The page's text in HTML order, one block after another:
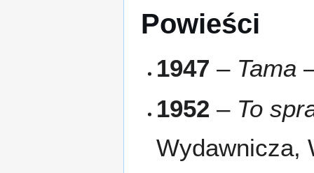
Powieści
1947 – Tama
1952 – To
Wydawnicza,